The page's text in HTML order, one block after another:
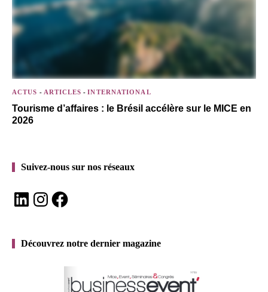
ACTUS - ARTICLES -INTERNATIONAL
Tourisme d’affaires : le Brésil accélère sur le MICE en
2026
Suivez-nous sur nos réseaux
LinkedInInstagramFacebook
Découvrez notre dernier magazine